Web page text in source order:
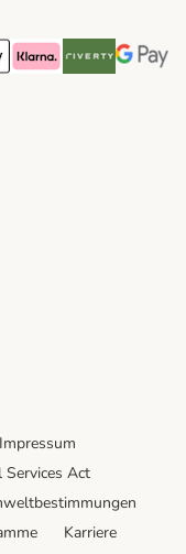
Method
Payment Method
Klarna Payment Method
Riverty Payment
Google
Impressum
Services Act
Karriere